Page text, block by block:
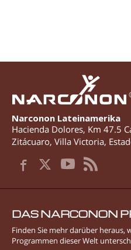
Narconon Lateinamerika
Hacienda Dolores, Km 47.5
Zitácuaro, Villa Victoria,
DAS NARCONON
Finden Sie mehr darüber heraus,
Programmen dieser Welt